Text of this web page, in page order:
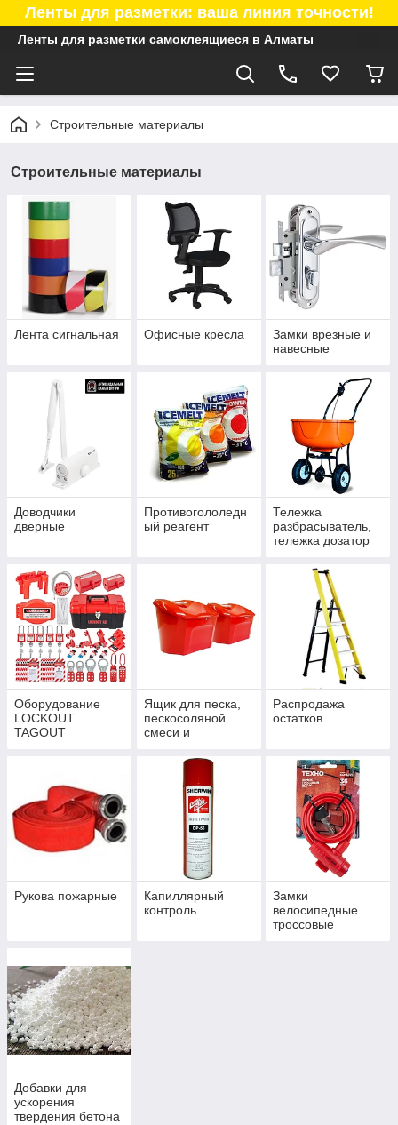
Ленты для разметки: ваша линия точности!
Ленты для разметки самоклеящиеся в Алматы
Строительные материалы
Строительные материалы
Лента сигнальная Офисные кресла
Замки врезные и
навесные
Доводчики
дверные
Противогололедн
ый реагент
Тележка
разбрасыватель,
тележка дозатор
Оборудование
LOCKOUT
TAGOUT
Ящик для песка,
пескосоляной
смеси и
х реагентов
Распродажа
остатков
Рукова пожарные
Капиллярный
контроль
Замки
велосипедные
троссовые
Добавки для
ускорения
твердения бетона